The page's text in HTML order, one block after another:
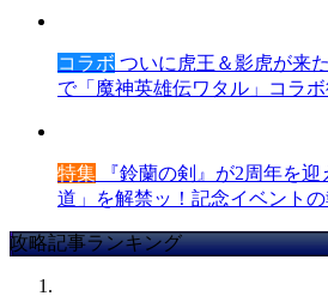
コラボ ついに虎王＆影虎が来
で「魔神英雄伝ワタル」コラボ
特集 『鈴蘭の剣』が2周年を
道」を解禁ッ！記念イベント
攻略記事ランキング